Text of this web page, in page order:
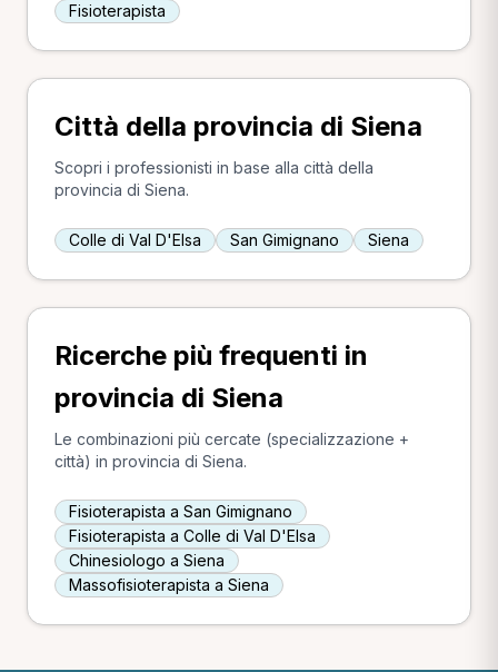
Fisioterapista
Città della provincia di Siena
Scopri i professionisti in base alla città della
provincia di Siena.
Colle di Val D'Elsa San Gimignano Siena
Ricerche più frequenti in
provincia di Siena
Le combinazioni più cercate (specializzazione +
città) in provincia di Siena.
Fisioterapista a San Gimignano
Fisioterapista a Colle di Val D'Elsa
Chinesiologo a Siena
Massofisioterapista a Siena